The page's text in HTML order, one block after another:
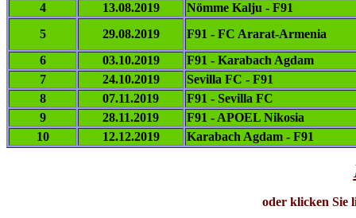
4
13.08.2019
Nömme Kalju - F91
5
29.08.2019
F91 - FC Ararat-Armenia
6
03.10.2019
F91 - Karabach Agdam
7
24.10.2019
Sevilla FC - F91
8
07.11.2019
F91 - Sevilla FC
9
28.11.2019
F91 - APOEL Nikosia
10
12.12.2019 Karabach Agdam - F91
oder klicken Sie